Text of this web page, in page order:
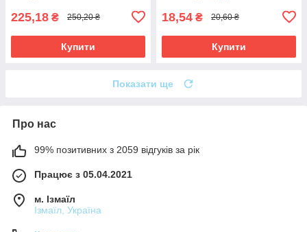
225,18 ₴ 250,20 ₴
Купити
18,54 ₴ 20,60 ₴
Купити
Показати ще
Про нас
99% позитивних з 2059 відгуків за рік
Працює з 05.04.2021
м. Ізмаїл
Ізмаїл, Україна